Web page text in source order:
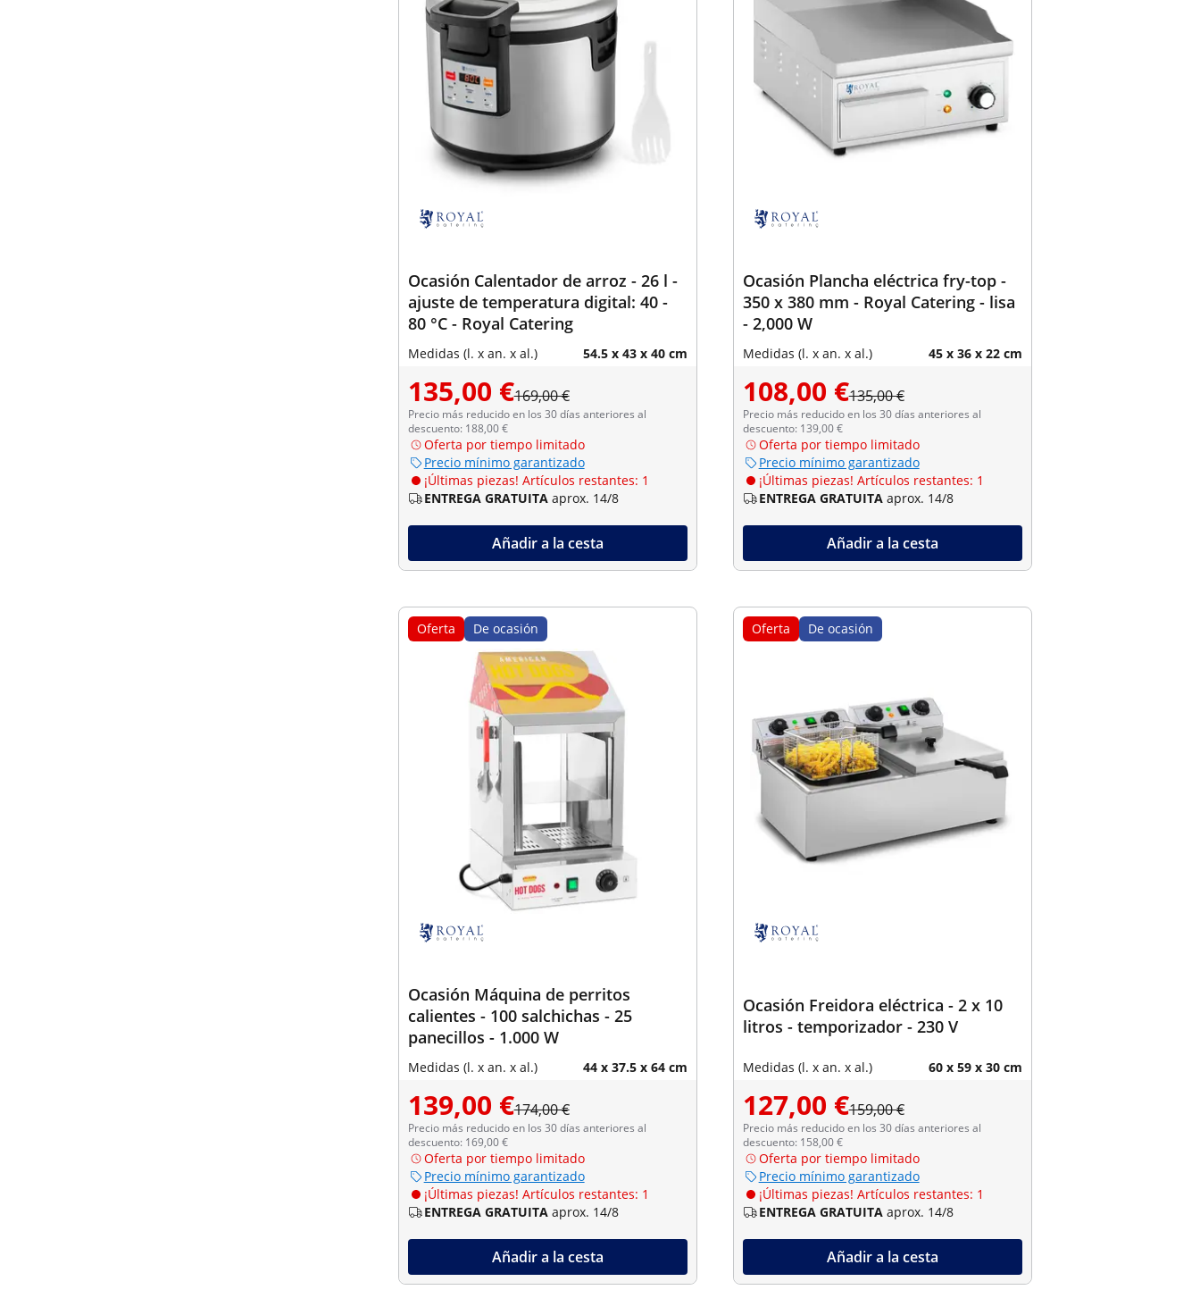
Ocasión Calentador de arroz - 26 l -
ajuste de temperatura digital: 40 -
80 °C - Royal Catering
Medidas (l. x an. x al.) 54.5 x 43 x 40 cm
135,00 €169,00 €
Precio más reducido en los 30 días anteriores al
descuento: 188,00 €
Oferta por tiempo limitado
Precio mínimo garantizado
¡Últimas piezas! Artículos restantes: 1
ENTREGA GRATUITA aprox. 14/8
Añadir a la cesta
Ocasión Plancha eléctrica fry-top -
350 x 380 mm - Royal Catering - lisa
- 2,000 W
Medidas (l. x an. x al.) 45 x 36 x 22 cm
108,00 €135,00 €
Precio más reducido en los 30 días anteriores al
descuento: 139,00 €
Oferta por tiempo limitado
Precio mínimo garantizado
¡Últimas piezas! Artículos restantes: 1
ENTREGA GRATUITA aprox. 14/8
Añadir a la cesta
Oferta De ocasión
Ocasión Máquina de perritos
calientes - 100 salchichas - 25
panecillos - 1.000 W
Medidas (l. x an. x al.) 44 x 37.5 x 64 cm
139,00 €174,00 €
Precio más reducido en los 30 días anteriores al
descuento: 169,00 €
Oferta por tiempo limitado
Precio mínimo garantizado
¡Últimas piezas! Artículos restantes: 1
ENTREGA GRATUITA aprox. 14/8
Añadir a la cesta
Oferta De ocasión
Ocasión Freidora eléctrica - 2 x 10
litros - temporizador - 230 V
Medidas (l. x an. x al.) 60 x 59 x 30 cm
127,00 €159,00 €
Precio más reducido en los 30 días anteriores al
descuento: 158,00 €
Oferta por tiempo limitado
Precio mínimo garantizado
¡Últimas piezas! Artículos restantes: 1
ENTREGA GRATUITA aprox. 14/8
Añadir a la cesta